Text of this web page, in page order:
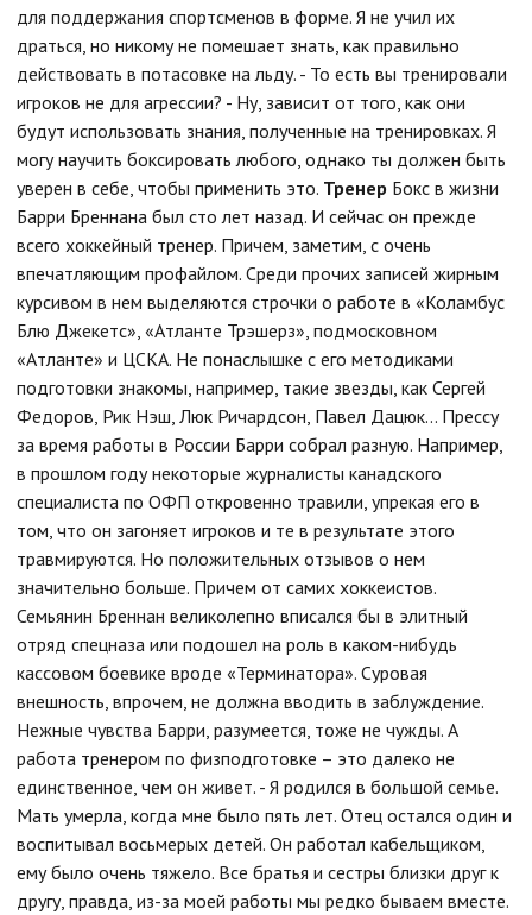
для поддержания спортсменов в форме. Я не учил их
драться, но никому не помешает знать, как правильно
действовать в потасовке на льду. - То есть вы тренировали
игроков не для агрессии? - Ну, зависит от того, как они
будут использовать знания, полученные на тренировках. Я
могу научить боксировать любого, однако ты должен быть
уверен в себе, чтобы применить это. Тренер Бокс в жизни
Барри Бреннана был сто лет назад. И сейчас он прежде
всего хоккейный тренер. Причем, заметим, с очень
впечатляющим профайлом. Среди прочих записей жирным
курсивом в нем выделяются строчки о работе в «Коламбус
Блю Джекетс», «Атланте Трэшерз», подмосковном
«Атланте» и ЦСКА. Не понаслышке с его методиками
подготовки знакомы, например, такие звезды, как Сергей
Федоров, Рик Нэш, Люк Ричардсон, Павел Дацюк... Прессу
за время работы в России Барри собрал разную. Например,
в прошлом году некоторые журналисты канадского
специалиста по ОФП откровенно травили, упрекая его в
том, что он загоняет игроков и те в результате этого
травмируются. Но положительных отзывов о нем
значительно больше. Причем от самих хоккеистов.
Семьянин Бреннан великолепно вписался бы в элитный
отряд спецназа или подошел на роль в каком-нибудь
кассовом боевике вроде «Терминатора». Суровая
внешность, впрочем, не должна вводить в заблуждение.
Нежные чувства Барри, разумеется, тоже не чужды. А
работа тренером по физподготовке – это далеко не
единственное, чем он живет. - Я родился в большой семье.
Мать умерла, когда мне было пять лет. Отец остался один и
воспитывал восьмерых детей. Он работал кабельщиком,
ему было очень тяжело. Все братья и сестры близки друг к
другу, правда, из-за моей работы мы редко бываем вместе.